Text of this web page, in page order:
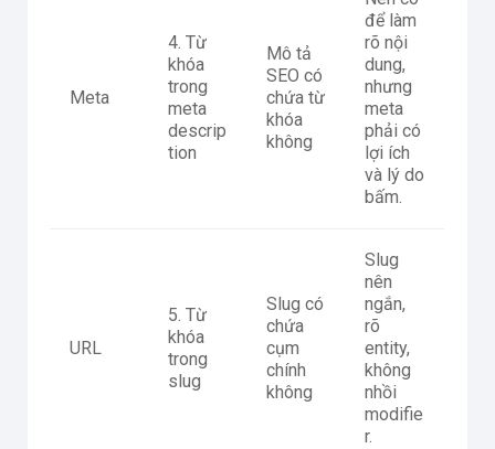
Meta
4. Từ
khóa
trong
meta
descrip
tion
Mô tả
SEO có
chứa từ
khóa
không
để làm
rõ nội
dung,
nhưng
meta
phải có
lợi ích
và lý do
bấm.
URL
5. Từ
khóa
trong
slug
Slug có
chứa
cụm
chính
không
Slug
nên
ngắn,
rõ
entity,
không
nhồi
modifie
r.